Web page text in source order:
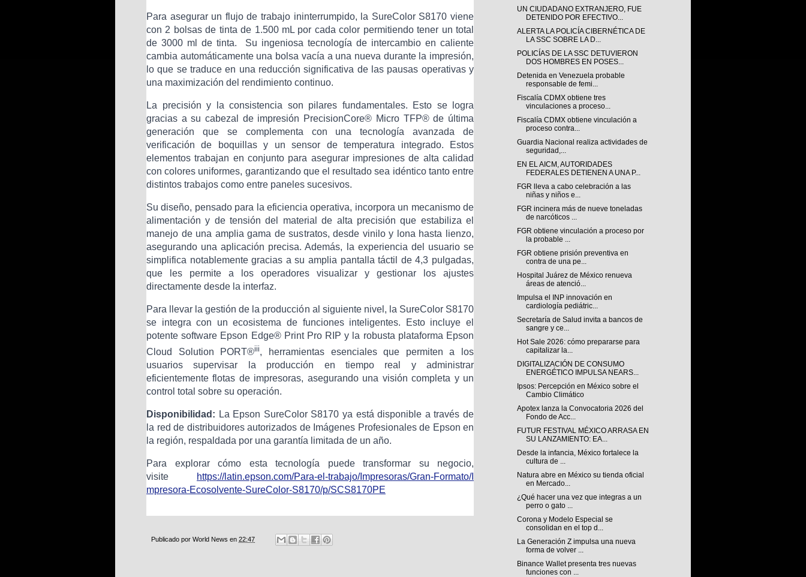
Para asegurar un flujo de trabajo ininterrumpido, la SureColor S8170 viene
con 2 bolsas de tinta de 1.500 mL por cada color permitiendo tener un total
de 3000 ml de tinta. ​ Su ingeniosa tecnología de intercambio en caliente
cambia automáticamente una bolsa vacía a una nueva durante la impresión,
lo que se traduce en una reducción significativa de las pausas operativas y
una maximización del rendimiento continuo.
La precisión y la consistencia son pilares fundamentales. Esto se logra
gracias a su cabezal de impresión PrecisionCore® Micro TFP® de última
generación que se complementa con una tecnología avanzada de
verificación de boquillas y un sensor de temperatura integrado. Estos
elementos trabajan en conjunto para asegurar impresiones de alta calidad
con colores uniformes, garantizando que el resultado sea idéntico tanto entre
distintos trabajos como entre paneles sucesivos. ​
Su diseño, pensado para la eficiencia operativa, incorpora un mecanismo de
alimentación y de tensión del material de alta precisión que estabiliza el
manejo de una amplia gama de sustratos, desde vinilo y lona hasta lienzo,
asegurando una aplicación precisa. Además, la experiencia del usuario se
simplifica notablemente gracias a su amplia pantalla táctil de 4,3 pulgadas,
que les permite a los operadores visualizar y gestionar los ajustes
directamente desde la interfaz.
Para llevar la gestión de la producción al siguiente nivel, la SureColor S8170
se integra con un ecosistema de funciones inteligentes. Esto incluye el
potente software Epson Edge® Print Pro RIP y la robusta plataforma Epson
Cloud Solution PORT®iii, herramientas esenciales que permiten a los
usuarios supervisar la producción en tiempo real y administrar
eficientemente flotas de impresoras, asegurando una visión completa y un
control total sobre su operación.
Disponibilidad: La Epson SureColor S8170 ya está disponible a través de
la red de distribuidores autorizados de Imágenes Profesionales de Epson en
la región, respaldada por una garantía limitada de un año.
Para explorar cómo esta tecnología puede transformar su negocio,
visite
https://latin.epson.com/Para-el-trabajo/Impresoras​/Gran​-Form​ato/I​
mpres​ora-E​cosol​vente​-Sure​Color​-S817​0/p/S​CS817​0PE
Publicado por World News en 22:47
UN CIUDADANO EXTRANJERO, FUE
DETENIDO POR EFECTIVO...
ALERTA LA POLICÍA CIBERNÉTICA DE
LA SSC SOBRE LA D...
POLICÍAS DE LA SSC DETUVIERON
DOS HOMBRES EN POSES...
Detenida en Venezuela probable
responsable de femi...
Fiscalía CDMX obtiene tres
vinculaciones a proceso...
Fiscalía CDMX obtiene vinculación a
proceso contra...
Guardia Nacional realiza actividades de
seguridad,...
EN EL AICM, AUTORIDADES
FEDERALES DETIENEN A UNA P...
FGR lleva a cabo celebración a las
niñas y niños e...
FGR incinera más de nueve toneladas
de narcóticos ...
FGR obtiene vinculación a proceso por
la probable ...
FGR obtiene prisión preventiva en
contra de una pe...
Hospital Juárez de México renueva
áreas de atenció...
Impulsa el INP innovación en
cardiología pediátric...
Secretaría de Salud invita a bancos de
sangre y ce...
Hot Sale 2026: cómo prepararse para
capitalizar la...
DIGITALIZACIÓN DE CONSUMO
ENERGÉTICO IMPULSA NEARS...
Ipsos: Percepción en México sobre el
Cambio Climático
Apotex lanza la Convocatoria 2026 del
Fondo de Acc...
FUTUR FESTIVAL MÉXICO ARRASA EN
SU LANZAMIENTO: EA...
Desde la infancia, México fortalece la
cultura de ...
Natura abre en México su tienda oficial
en Mercado...
¿Qué hacer una vez que integras a un
perro o gato ...
Corona y Modelo Especial se
consolidan en el top d...
La Generación Z impulsa una nueva
forma de volver ...
Binance Wallet presenta tres nuevas
funciones con ...